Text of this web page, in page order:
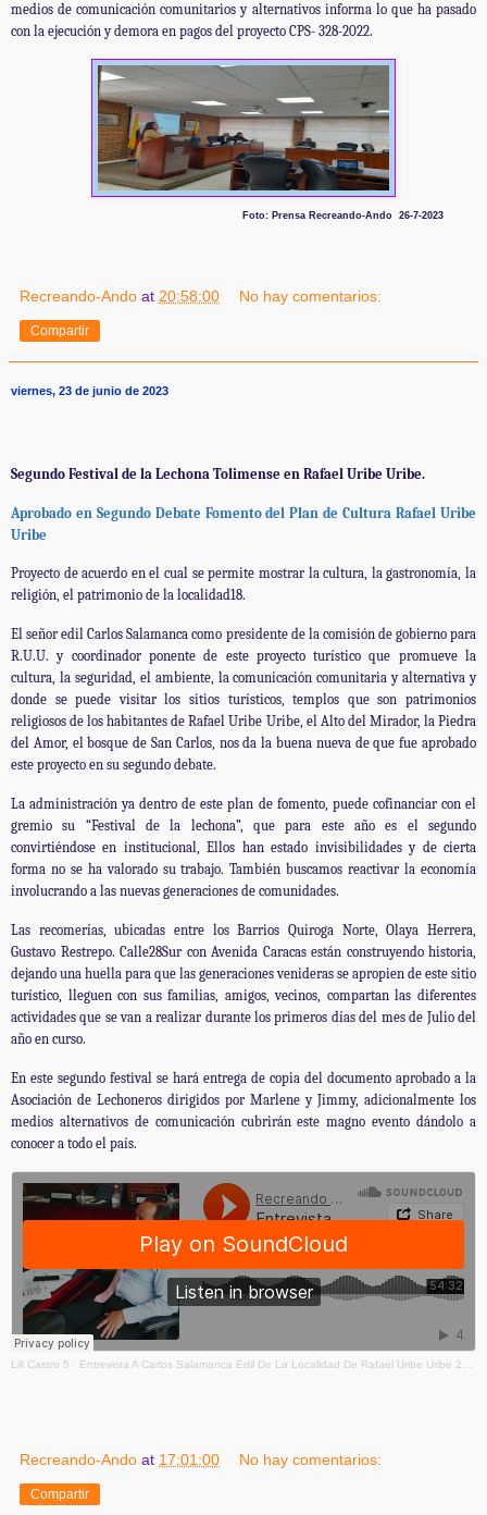
medios de comunicación comunitarios y alternativos informa lo que ha pasado
con la ejecución y demora en pagos del proyecto CPS- 328-2022.
Foto: Prensa Recreando-Ando 26-7-2023
Recreando-Ando at 20:58:00 No hay comentarios:
Compartir
viernes, 23 de junio de 2023
Segundo Festival de la Lechona Tolimense en Rafael Uribe Uribe.
Aprobado en Segundo Debate Fomento del Plan de Cultura Rafael Uribe
Uribe
Proyecto de acuerdo en el cual se permite mostrar la cultura, la gastronomía, la
religión, el patrimonio de la localidad18.
El señor edil Carlos Salamanca como presidente de la comisión de gobierno para
R.U.U. y coordinador ponente de este proyecto turístico que promueve la
cultura, la seguridad, el ambiente, la comunicación comunitaria y alternativa y
donde se puede visitar los sitios turísticos, templos que son patrimonios
religiosos de los habitantes de Rafael Uribe Uribe, el Alto del Mirador, la Piedra
del Amor, el bosque de San Carlos, nos da la buena nueva de que fue aprobado
este proyecto en su segundo debate.
La administración ya dentro de este plan de fomento, puede cofinanciar con el
gremio su “Festival de la lechona”, que para este año es el segundo
convirtiéndose en institucional, Ellos han estado invisibilidades y de cierta
forma no se ha valorado su trabajo. También buscamos reactivar la economía
involucrando a las nuevas generaciones de comunidades.
Las recomerías, ubicadas entre los Barrios Quiroga Norte, Olaya Herrera,
Gustavo Restrepo. Calle28Sur con Avenida Caracas están construyendo historia,
dejando una huella para que las generaciones venideras se apropien de este sitio
turístico, lleguen con sus familias, amigos, vecinos, compartan las diferentes
actividades que se van a realizar durante los primeros días del mes de Julio del
año en curso.
En este segundo festival se hará entrega de copia del documento aprobado a la
Asociación de Lechoneros dirigidos por Marlene y Jimmy, adicionalmente los
medios alternativos de comunicación cubrirán este magno evento dándolo a
conocer a todo el país.
Lili Castro 5 · Entrevista A Carlos Salamanca Edil De La Localidad De Rafael Uribe Uribe 23 - 6-2023 - 15 Mezcla
Recreando-Ando at 17:01:00 No hay comentarios:
Compartir